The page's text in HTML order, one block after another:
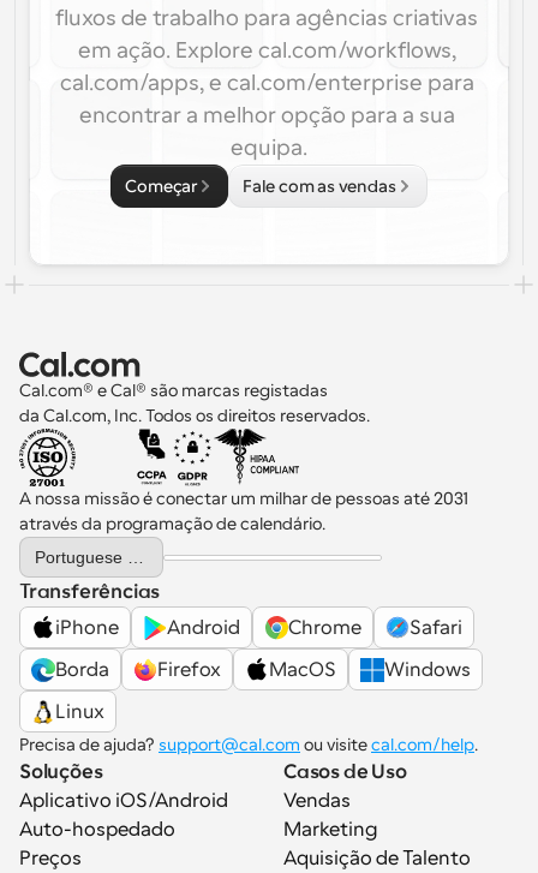
fluxos de trabalho para agências criativas
em ação. Explore cal.com/workflows,
cal.com/apps, e cal.com/enterprise para
encontrar a melhor opção para a sua
equipa.
Começar Fale com as vendas
Cal.com® e Cal® são marcas registadas
da Cal.com, Inc. Todos os direitos reservados.
A nossa missão é conectar um milhar de pessoas até 2031
através da programação de calendário.
Select Language
Transferências
iPhone
Android Chrome
Safari
Borda
Firefox MacOS
Windows
Linux
Precisa de ajuda? support@cal.com ou visite cal.com/help.
Soluções
Aplicativo iOS/Android
Auto-hospedado
Preços
Casos de Uso
Vendas
Marketing
Aquisição de Talento